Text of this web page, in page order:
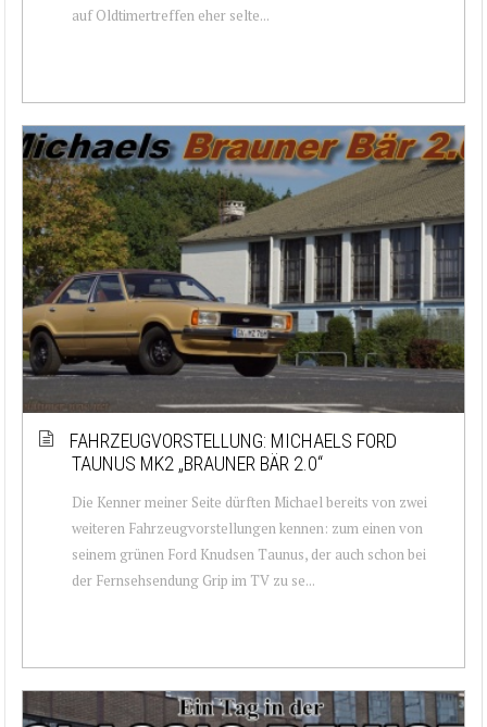
auf Oldtimertreffen eher selte...
FAHRZEUGVORSTELLUNG: MICHAELS FORD
TAUNUS MK2 „BRAUNER BÄR 2.0“
Die Kenner meiner Seite dürften Michael bereits von zwei
weiteren Fahrzeugvorstellungen kennen: zum einen von
seinem grünen Ford Knudsen Taunus, der auch schon bei
der Fernsehsendung Grip im TV zu se...